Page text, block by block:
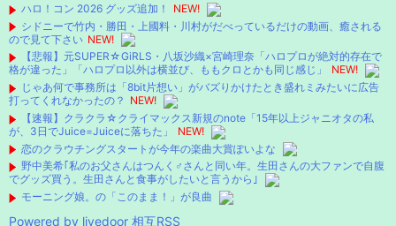

検索
ハロ！コン 2026 グッズ追加！
NEW!
シドニーで竹内・勝田・上國料・川村がだべっているだけの動画、癒される
ので見て下さい NEW!
【悲報】元SUPER☆GiRLS・八坂沙織×宮崎理奈「ハロプロが絶対的存在で
格が違った」「ハロプロ以外は横並び、ももクロとかも同じ感じ」
NEW!
じゃあ何で事務所は「8bit片想い」がバズりかけたとき盛れミみたいに広告
打ってくれなかったの？ NEW!
【速報】クラクラ☆クライマックス新規のnote「15年以上ジャニオタの私
が、3日でJuice=Juiceに落ちた」
NEW!
恋のクラウチングスタートが今年の楽曲大賞ぽいよな
野中美希｢私のお父さんはつんく♂さんと同い年。生田さんの大ファンで自腹
でグッズ買う。生田さんと食事がしたいと言うから｣
モーニング娘。の「このまま！」が良曲
Powered by livedoor 相互RSS